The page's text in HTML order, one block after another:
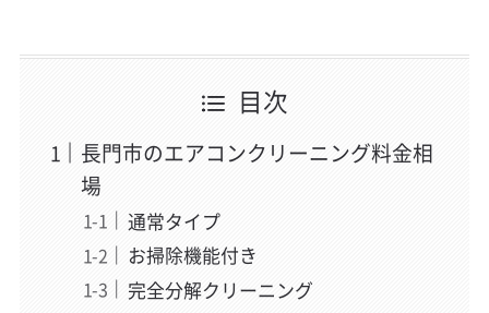
目次
長門市のエアコンクリーニング料金相
場
通常タイプ
お掃除機能付き
完全分解クリーニング